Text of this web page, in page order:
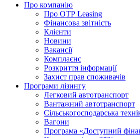
Про компанію
Про ОТР Leasing
Фінансова звітність
Клієнти
Новини
Вакансії
Комплаєнс
Розкриття інформації
Захист прав споживачів
Програми лізингу
Легковий автотранспорт
Вантажний автотранспорт
Cільськогосподарська
Вагони
Програма «Доступний